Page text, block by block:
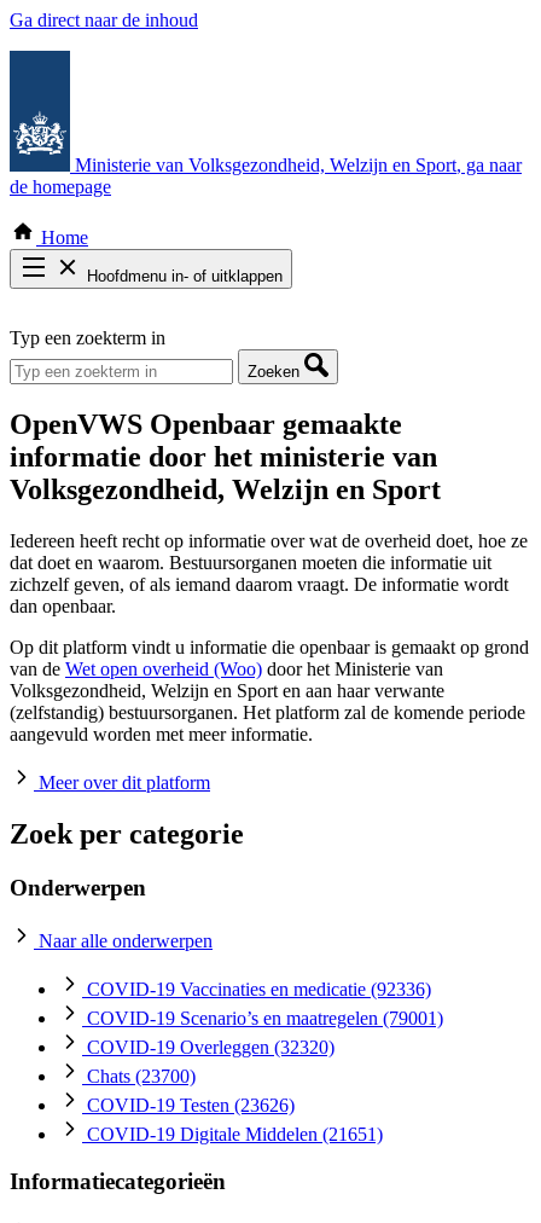
Ga direct naar de inhoud
Ministerie van Volksgezondheid, Welzijn en Sport, ga naar
de homepage
Home
Hoofdmenu in- of uitklappen
Thema COVID-19
Bekijk per bestuursorgaan
Typ een zoekterm in
Zoeken
OpenVWS Openbaar gemaakte
informatie door het ministerie van
Volksgezondheid, Welzijn en Sport
Iedereen heeft recht op informatie over wat de overheid doet, hoe ze
dat doet en waarom. Bestuursorganen moeten die informatie uit
zichzelf geven, of als iemand daarom vraagt. De informatie wordt
dan openbaar.
Op dit platform vindt u informatie die openbaar is gemaakt op grond
van de Wet open overheid (Woo) door het Ministerie van
Volksgezondheid, Welzijn en Sport en aan haar verwante
(zelfstandig) bestuursorganen. Het platform zal de komende periode
aangevuld worden met meer informatie.
Meer over dit platform
Zoek per categorie
Onderwerpen
Naar alle onderwerpen
COVID-19 Vaccinaties en medicatie (92336)
COVID-19 Scenario’s en maatregelen (79001)
COVID-19 Overleggen (32320)
Chats (23700)
COVID-19 Testen (23626)
COVID-19 Digitale Middelen (21651)
Informatiecategorieën